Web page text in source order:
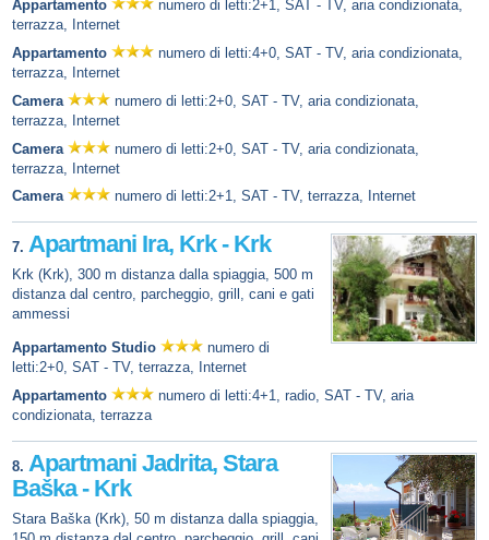
Appartamento
numero di letti:2+1, SAT - TV, aria condizionata,
terrazza, Internet
Appartamento
numero di letti:4+0, SAT - TV, aria condizionata,
terrazza, Internet
Camera
numero di letti:2+0, SAT - TV, aria condizionata,
terrazza, Internet
Camera
numero di letti:2+0, SAT - TV, aria condizionata,
terrazza, Internet
Camera
numero di letti:2+1, SAT - TV, terrazza, Internet
7. Apartmani Ira, Krk - Krk
Krk (Krk), 300 m distanza dalla spiaggia, 500 m
distanza dal centro, parcheggio, grill, cani e gati
ammessi
Appartamento Studio
numero di
letti:2+0, SAT - TV, terrazza, Internet
Appartamento
numero di letti:4+1, radio, SAT - TV, aria
condizionata, terrazza
8. Apartmani Jadrita, Stara
Baška - Krk
Stara Baška (Krk), 50 m distanza dalla spiaggia,